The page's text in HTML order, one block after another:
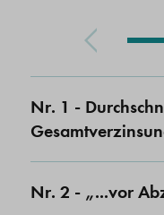
Nr. 1 -
Nr. 2 - „...vor